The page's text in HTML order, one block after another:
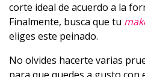
corte ideal de acuerdo a la
Finalmente, busca que tu
eliges este peinado.
No olvides hacerte varias